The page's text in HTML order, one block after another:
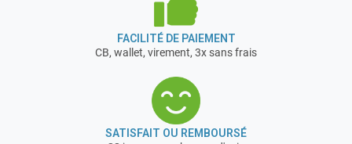
FACILITÉ DE PAIEMENT
CB, wallet, virement, 3x sans frais
SATISFAIT OU REMBOURSÉ